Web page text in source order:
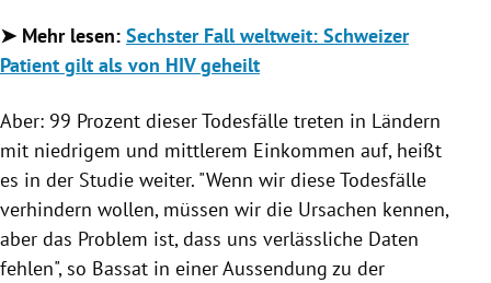
➤ Mehr lesen: Sechster Fall weltweit: Schweizer
Patient gilt als von HIV geheilt
Aber: 99 Prozent dieser Todesfälle treten in Ländern
mit niedrigem und mittlerem Einkommen auf, heißt
es in der Studie weiter. "Wenn wir diese Todesfälle
verhindern wollen, müssen wir die Ursachen kennen,
aber das Problem ist, dass uns verlässliche Daten
fehlen", so Bassat in einer Aussendung zu der